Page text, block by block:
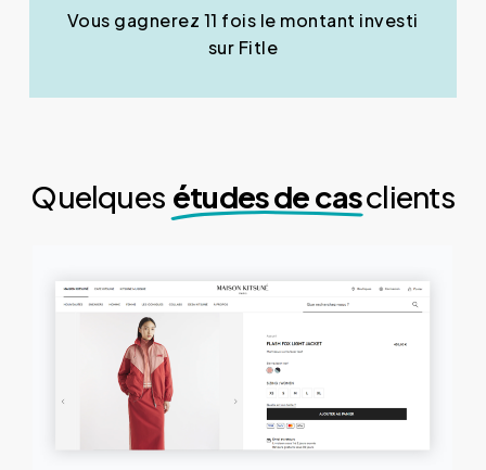
Vous gagnerez 11 fois le montant investi
sur Fitle
Quelques études de casclients